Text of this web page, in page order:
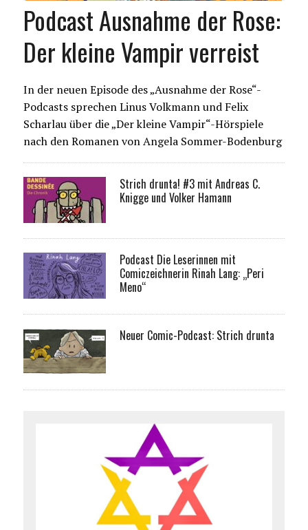
Podcast Ausnahme der Rose:
Der kleine Vampir verreist
In der neuen Episode des „Ausnahme der Rose“-
Podcasts sprechen Linus Volkmann und Felix
Scharlau über die „Der kleine Vampir“-Hörspiele
nach den Romanen von Angela Sommer-Bodenburg
Strich drunta! #3 mit Andreas C.
Knigge und Volker Hamann
Podcast Die Leserinnen mit
Comiczeichnerin Rinah Lang: „Peri
Meno“
Neuer Comic-Podcast: Strich drunta